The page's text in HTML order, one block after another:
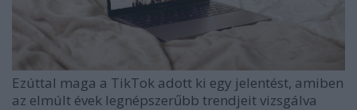
Ezúttal maga a TikTok adott ki egy jelentést, amiben
az elmúlt évek legnépszerűbb trendjeit vizsgálva